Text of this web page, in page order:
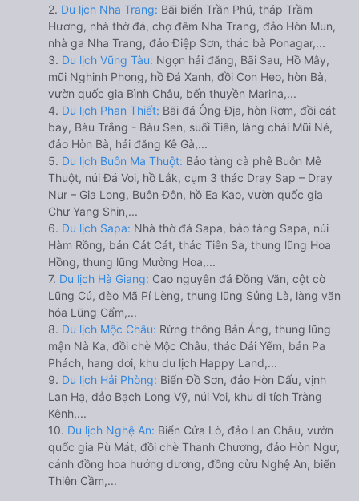
2. Du lịch Nha Trang: Bãi biển Trần Phú, tháp Trầm
Hương, nhà thờ đá, chợ đêm Nha Trang, đảo Hòn Mun,
nhà ga Nha Trang, đảo Điệp Sơn, thác bà Ponagar,...
3. Du lịch Vũng Tàu: Ngọn hải đăng, Bãi Sau, Hồ Mây,
mũi Nghinh Phong, hồ Đá Xanh, đồi Con Heo, hòn Bà,
vườn quốc gia Bình Châu, bến thuyền Marina,...
4. Du lịch Phan Thiết: Bãi đá Ông Địa, hòn Rơm, đồi cát
bay, Bàu Trắng - Bàu Sen, suối Tiên, làng chài Mũi Né,
đảo Hòn Bà, hải đăng Kê Gà,...
5. Du lịch Buôn Ma Thuột: Bảo tàng cà phê Buôn Mê
Thuột, núi Đá Voi, hồ Lắk, cụm 3 thác Dray Sap – Dray
Nur – Gia Long, Buôn Đôn, hồ Ea Kao, vườn quốc gia
Chư Yang Shin,...
6. Du lịch Sapa: Nhà thờ đá Sapa, bảo tàng Sapa, núi
Hàm Rồng, bản Cát Cát, thác Tiên Sa, thung lũng Hoa
Hồng, thung lũng Mường Hoa,...
7. Du lịch Hà Giang: Cao nguyên đá Đồng Văn, cột cờ
Lũng Cú, đèo Mã Pí Lèng, thung lũng Sủng Là, làng văn
hóa Lũng Cẩm,...
8. Du lịch Mộc Châu: Rừng thông Bản Áng, thung lũng
mận Nà Ka, đồi chè Mộc Châu, thác Dải Yếm, bản Pa
Phách, hang dơi, khu du lịch Happy Land,...
9. Du lịch Hải Phòng: Biển Đồ Sơn, đảo Hòn Dấu, vịnh
Lan Hạ, đảo Bạch Long Vỹ, núi Voi, khu di tích Tràng
Kênh,...
10. Du lịch Nghệ An: Biển Cửa Lò, đảo Lan Châu, vườn
quốc gia Pù Mát, đồi chè Thanh Chương, đảo Hòn Ngư,
cánh đồng hoa hướng dương, đồng cừu Nghệ An, biển
Thiên Cầm,...